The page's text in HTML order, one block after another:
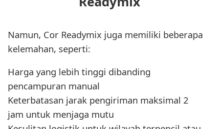
Namun, Cor Readymix juga memiliki beberapa
kelemahan, seperti:
Harga yang lebih tinggi dibanding
pencampuran manual
Keterbatasan jarak pengiriman maksimal 2
jam untuk menjaga mutu